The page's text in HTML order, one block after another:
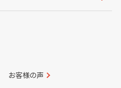
愛媛県
宮崎県
お客様の声